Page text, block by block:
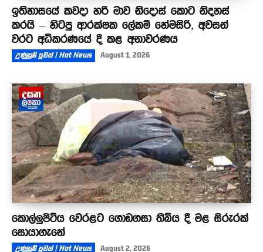
ඉතිහාසයේ කවදා හරි මාව නිදොස් කොට නිදහස්
කරයි – හිටපු ආරක්ෂක ලේකම් හේමසිරි, අවසන්
වරට අධිකරණයේ දී කළ අනාවරණය
උණුසුම් පුවත් | Hot News August 1, 2026
කොල්ලුපිටිය වෙරළට ගොඩගසා තිබිය දී මළ සිරුරක්
සොයාගැනේ
උණුසුම් පුවත් | Hot News August 2, 2026